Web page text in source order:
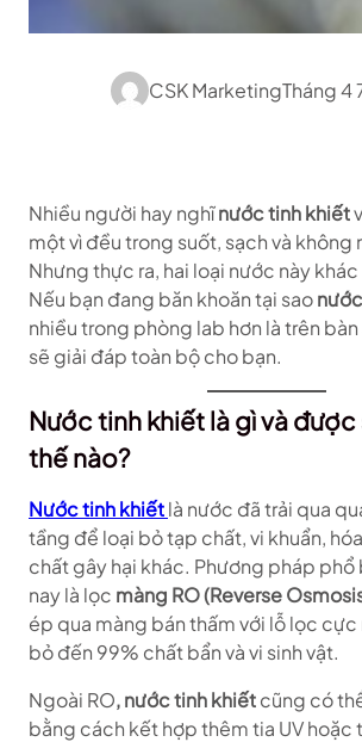
CSK MarketingTháng 4
Nhiều người hay nghĩnước tinh khiết
một vì đều trong suốt, sạch và không
Nhưng thực ra, hai loại nước này
Nếu bạn đang băn khoăn tại sao
nhiều trong phòng lab hơn là trên
sẽ giải đáp toàn bộ cho bạn.
Nước tinh khiết là gì và được
thế nào?
Nước tinh khiếtlà nước đã trải qua
tầng để loại bỏ tạp chất, vi khuẩn,
chất gây hại khác. Phương pháp phổ
nay là lọc màng RO (Reverse
ép qua màng bán thấm với lỗ lọc cực
bỏ đến 99% chất bẩn và vi sinh vật.
Ngoài RO, nước tinh khiếtcũng có
bằng cách kết hợp thêm tia UV hoặc